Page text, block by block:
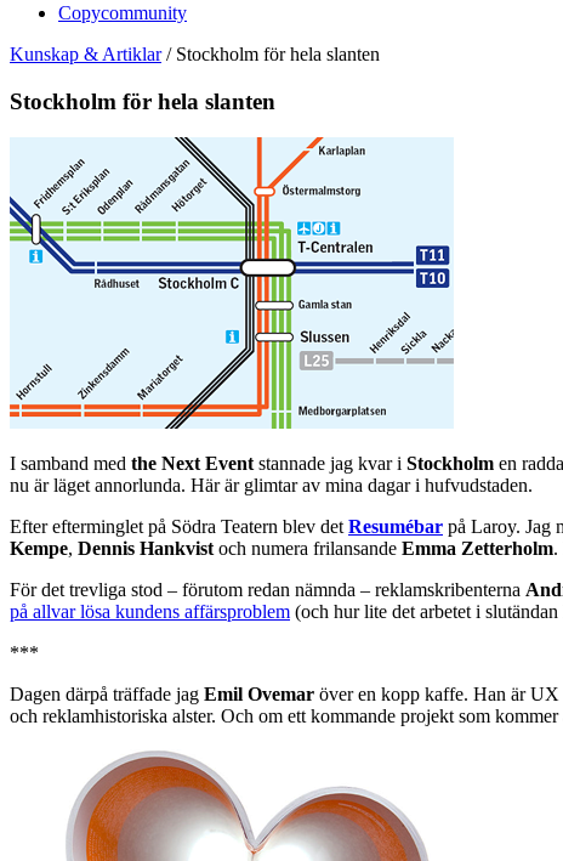
Copycommunity
Kunskap & Artiklar/ Stockholm för hela slanten
Stockholm för hela slanten
I samband med the Next Eventstannade jag kvar i Stockholm en
nu är läget annorlunda. Här är glimtar av mina dagar i hufvudstaden.
Efter efterminglet på Södra Teatern blev detResumébar på Laroy. Jag
Kempe, Dennis Hankvistoch numera frilansande Emma Zetterholm.
För det trevliga stod – förutom redan nämnda – reklamskribenterna
på allvar lösa kundens affärsproblem (och hur lite det arbetet i
***
Dagen därpå träffade jag Emil Ovemar över en kopp kaffe. Han är UX
och reklamhistoriska alster. Och om ett kommande projekt som